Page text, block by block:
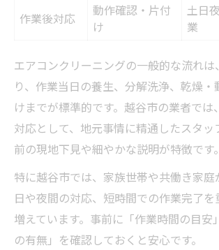
作業後対応
動作確認・片付
け
土日
業
エアコンクリーニングの一般的な流れは
り、作業当日の養生、分解洗浄、乾燥・
けまでが標準的です。越谷市の業者では
対応として、地元事情に精通したスタッ
前の現地下見や細やかな説明が特徴です。
特に越谷市では、家族世帯や共働き家庭
日や夜間の対応、短時間での作業完了
増えています。事前に「作業時間の目安
の有無」を確認しておくと安心です。